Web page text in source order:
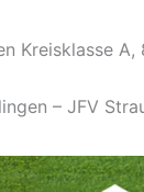
Kreisklasse A,
– JFV